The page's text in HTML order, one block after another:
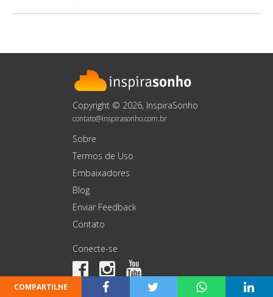
COMPARTILHE
Copyright © 2026, InspiraSonho
contato@inspirasonho.com.br
Sobre
Termos de Uso
Embaixadores
Blog
Enviar Feedback
Contato
Conecte-se